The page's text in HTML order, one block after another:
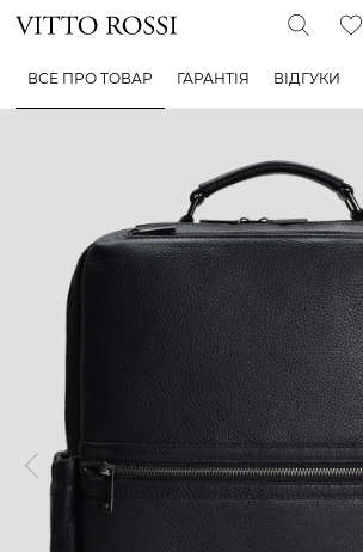
ВСЕ ПРО ТОВАР ГАРАНТІЯ ВІДГУКИ